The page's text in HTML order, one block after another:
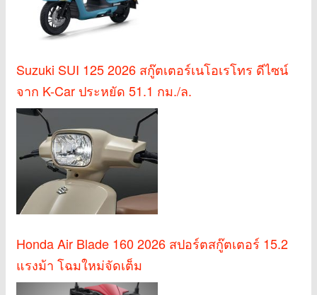
Suzuki SUI 125 2026 สกู๊ตเตอร์เนโอเรโทร ดีไซน์
จาก K-Car ประหยัด 51.1 กม./ล.
Honda Air Blade 160 2026 สปอร์ตสกู๊ตเตอร์ 15.2
แรงม้า โฉมใหม่จัดเต็ม